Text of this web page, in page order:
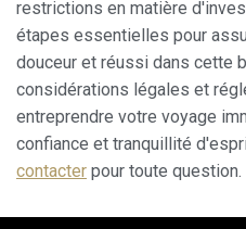
restrictions en matière
étapes essentielles pour
douceur et réussi dans cette
considérations légales et
entreprendre votre voyage
confiance et tranquillité
contacter pour toute